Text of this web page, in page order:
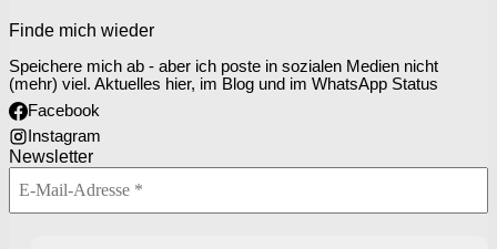
Finde mich wieder
Speichere mich ab - aber ich poste in sozialen Medien nicht
(mehr) viel. Aktuelles hier, im Blog und im WhatsApp Status
Facebook
Instagram
Newsletter